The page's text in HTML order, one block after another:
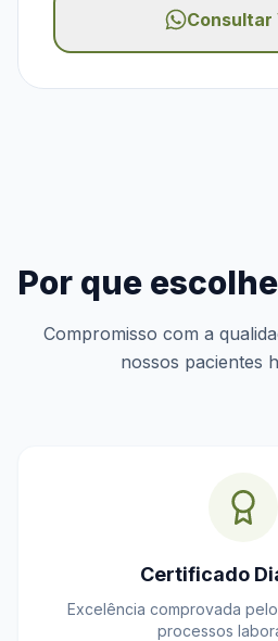
Consultar
Por que
Compromisso com a
nossos pacientes
Certificado
Excelência comprovada
processos